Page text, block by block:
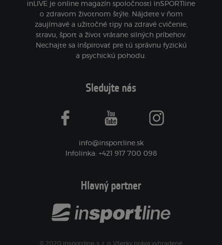
inLIVE je online magazín spoločnosti inSPORTline
o zdravom životnom štýle. Nájdete v ňom
zaujímavé a užitočné tipy na zdravé cvičenie,
stravu, šport a život vrátane silných príbehov.
Nechajte sa inšpirovať pre tú správnu fyzickú
a psychickú pohodu.
Sledujte nás
facebook youtube instagram
info@insportline.sk
Infolinka: +421 917 700 098
Hlavný partner
© 2020 insportline, s. r. o. Všetky práva vyhradené